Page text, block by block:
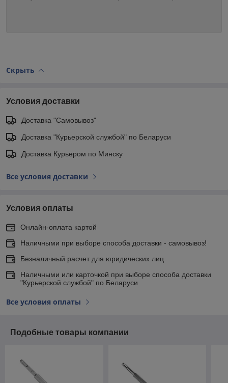
Скрыть
Условия доставки
Доставка "Самовывоз"
Доставка "Курьерской службой" по Беларуси
Доставка Курьером по Минску
Все условия доставки
Условия оплаты
Онлайн-оплата картой
Наличными при выборе способа доставки - самовывоз!
Безналичный расчет для юридических лиц
Наличными или карточкой при выборе способа доставки
"Курьерской службой" по Беларуси
Все условия оплаты
Подобные товары компании